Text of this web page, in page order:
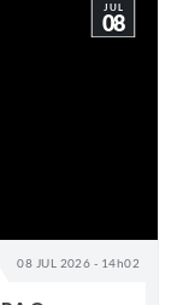
08 JUL 2026 - 14h02
JUL
08